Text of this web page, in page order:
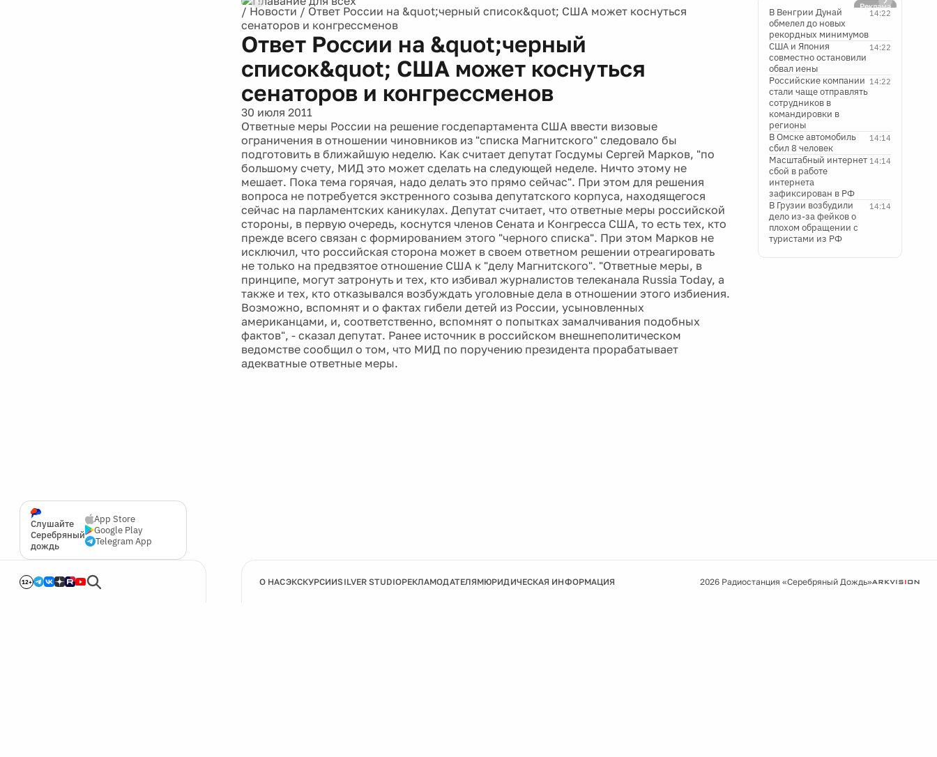
Слушайте
Серебряный
дождь
App Store
Google Play
Telegram App
12+
Реклама
/ Новости / Ответ России на &quot;черный список&quot; США может коснуться
сенаторов и конгрессменов
Ответ России на &quot;черный
список&quot; США может коснуться
сенаторов и конгрессменов
30 июля 2011
Ответные меры России на решение госдепартамента США ввести визовые
ограничения в отношении чиновников из "списка Магнитского" следовало бы
подготовить в ближайшую неделю. Как считает депутат Госдумы Сергей Марков, "по
большому счету, МИД это может сделать на следующей неделе. Ничто этому не
мешает. Пока тема горячая, надо делать это прямо сейчас". При этом для решения
вопроса не потребуется экстренного созыва депутатского корпуса, находящегося
сейчас на парламентских каникулах. Депутат считает, что ответные меры российской
стороны, в первую очередь, коснутся членов Сената и Конгресса США, то есть тех, кто
прежде всего связан с формированием этого "черного списка". При этом Марков не
исключил, что российская сторона может в своем ответном решении отреагировать
не только на предвзятое отношение США к "делу Магнитского". "Ответные меры, в
принципе, могут затронуть и тех, кто избивал журналистов телеканала Russia Today, а
также и тех, кто отказывался возбуждать уголовные дела в отношении этого избиения.
Возможно, вспомнят и о фактах гибели детей из России, усыновленных
американцами, и, соответственно, вспомнят о попытках замалчивания подобных
фактов", - сказал депутат. Ранее источник в российском внешнеполитическом
ведомстве сообщил о том, что МИД по поручению президента прорабатывает
адекватные ответные меры.
14:22
В Венгрии Дунай
обмелел до новых
рекордных минимумов
14:22
США и Япония
совместно остановили
обвал иены
14:22
Российские компании
стали чаще отправлять
сотрудников в
командировки в
регионы
14:14
В Омске автомобиль
сбил 8 человек
14:14
Масштабный интернет
сбой в работе
интернета
зафиксирован в РФ
14:14
В Грузии возбудили
дело из-за фейков о
плохом обращении с
туристами из РФ
О НАСЭКСКУРСИИSILVER STUDIOРЕКЛАМОДАТЕЛЯМЮРИДИЧЕСКАЯ ИНФОРМАЦИЯ 2026 Радиостанция «Серебряный Дождь»